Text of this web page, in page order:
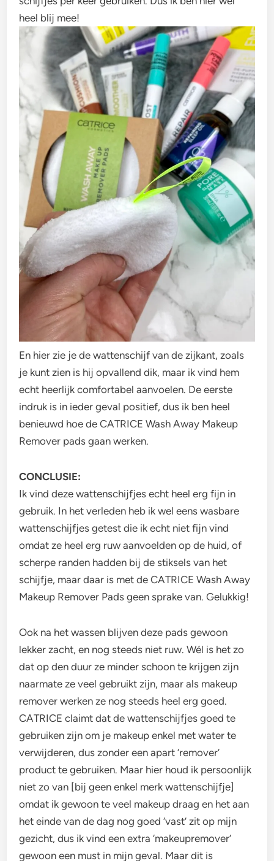
heel blij mee!
En hier zie je de wattenschijf van de zijkant, zoals
je kunt zien is hij opvallend dik, maar ik vind hem
echt heerlijk comfortabel aanvoelen. De eerste
indruk is in ieder geval positief, dus ik ben heel
benieuwd hoe de CATRICE Wash Away Makeup
Remover pads gaan werken.
CONCLUSIE:
Ik vind deze wattenschijfjes echt heel erg fijn in
gebruik. In het verleden heb ik wel eens wasbare
wattenschijfjes getest die ik echt niet fijn vind
omdat ze heel erg ruw aanvoelden op de huid, of
scherpe randen hadden bij de stiksels van het
schijfje, maar daar is met de CATRICE Wash Away
Makeup Remover Pads geen sprake van. Gelukkig!
Ook na het wassen blijven deze pads gewoon
lekker zacht, en nog steeds niet ruw. Wél is het zo
dat op den duur ze minder schoon te krijgen zijn
naarmate ze veel gebruikt zijn, maar als makeup
remover werken ze nog steeds heel erg goed.
CATRICE claimt dat de wattenschijfjes goed te
gebruiken zijn om je makeup enkel met water te
verwijderen, dus zonder een apart ‘remover’
product te gebruiken. Maar hier houd ik persoonlijk
niet zo van [bij geen enkel merk wattenschijfje]
omdat ik gewoon te veel makeup draag en het aan
het einde van de dag nog goed ‘vast’ zit op mijn
gezicht, dus ik vind een extra ‘makeupremover’
gewoon een must in mijn geval. Maar dit is